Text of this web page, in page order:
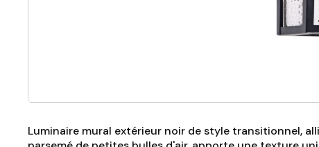
Luminaire mural extérieur noir de style transitionnel,